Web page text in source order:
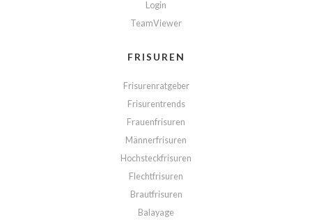
Login
TeamViewer
FRISUREN
Frisurenratgeber
Frisurentrends
Frauenfrisuren
Männerfrisuren
Hochsteckfrisuren
Flechtfrisuren
Brautfrisuren
Balayage